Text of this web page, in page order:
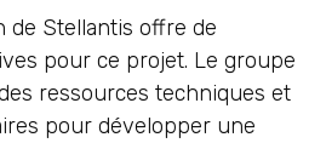
de Stellantis offre de
pour ce projet. Le groupe
ressources techniques et
pour développer une